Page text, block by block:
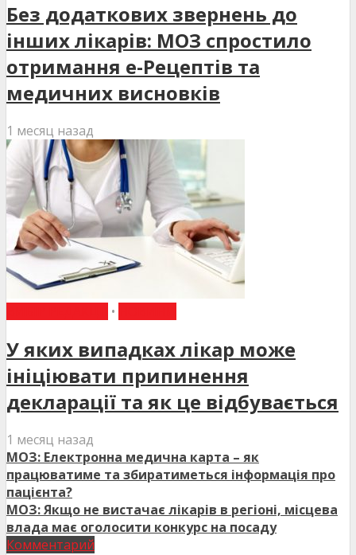
Без додаткових звернень до
інших лікарів: МОЗ спростило
отримання е-Рецептів та
медичних висновків
1 месяц назад
•
У яких випадках лікар може
ініціювати припинення
декларації та як це відбувається
1 месяц назад
МОЗ: Електронна медична карта – як
працюватиме та збиратиметься інформація про
пацієнта?
МОЗ: Якщо не вистачає лікарів в регіоні, місцева
влада має оголосити конкурс на посаду
Комментарий